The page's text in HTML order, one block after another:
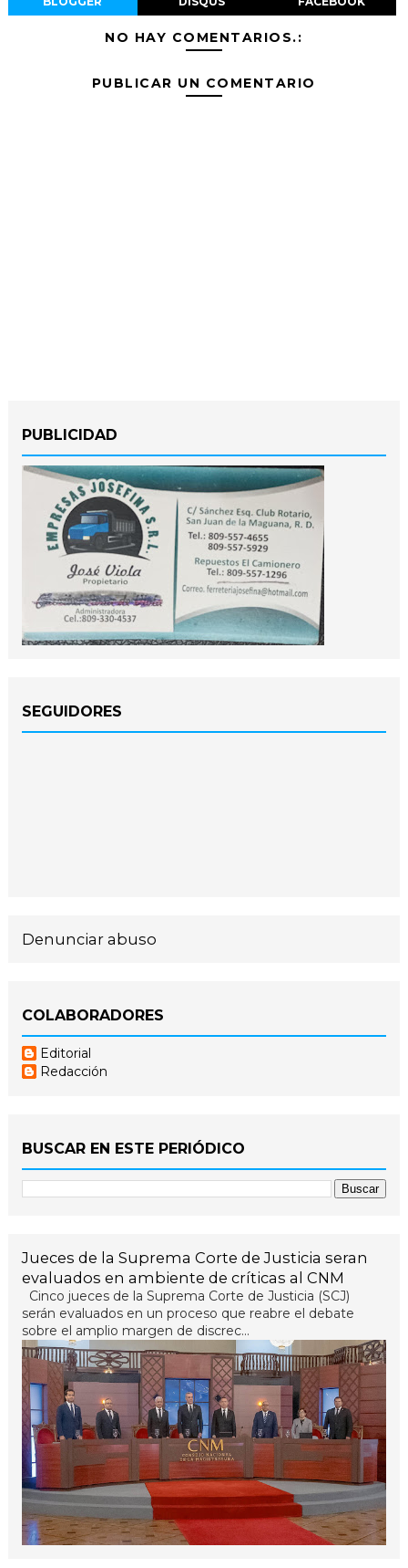
NO HAY COMENTARIOS.:
PUBLICAR UN COMENTARIO
PUBLICIDAD
SEGUIDORES
Denunciar abuso
COLABORADORES
Editorial
Redacción
BUSCAR EN ESTE PERIÓDICO
Jueces de la Suprema Corte de Justicia seran
evaluados en ambiente de críticas al CNM
Cinco jueces de la Suprema Corte de Justicia (SCJ)
serán evaluados en un proceso que reabre el debate
sobre el amplio margen de discrec...